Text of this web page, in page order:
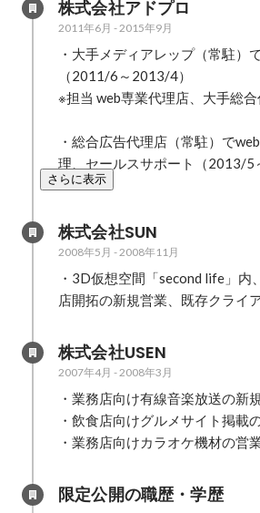
株式会社アドプロ
2011年6月 -2015年9月
・大手メディアレップ（常駐）
（2011/6～2013/4）
※担当 web専業代理店、大手総
・総合広告代理店（常駐）で
さらに表示
株式会社SUN
2008年5月 -2008年11月
・3D仮想空間「second life」内
店開拓の新規営業、既存クライ
株式会社USEN
2007年4月 -2008年3月
・業務店向け有線音楽放送の新
・飲食店向けグルメサイト掲載
・業務店向けカラオケ機材の営
限定公開の職歴・学歴